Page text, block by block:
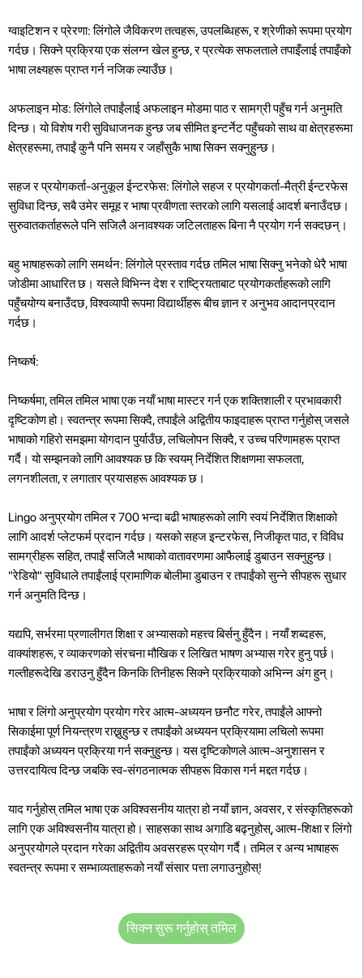
ग्वाइटिशन र प्रेरणा: लिंगोले जैविकरण तत्वहरू, उपलब्धिहरू, र श्रेणीको रूपमा प्रयोग
गर्दछ। सिक्ने प्रक्रिया एक संलग्न खेल हुन्छ, र प्रत्येक सफलताले तपाइँलाई तपाइँको
भाषा लक्ष्यहरू प्राप्त गर्न नजिक ल्याउँछ।
अफलाइन मोड: लिंगोले तपाईंलाई अफलाइन मोडमा पाठ र सामग्री पहुँच गर्न अनुमति
दिन्छ। यो विशेष गरी सुविधाजनक हुन्छ जब सीमित इन्टर्नेट पहुँचको साथ वा क्षेत्रहरूमा
क्षेत्रहरूमा, तपाईं कुनै पनि समय र जहाँसुकै भाषा सिक्न सक्नुहुन्छ।
सहज र प्रयोगकर्ता-अनुकूल ईन्टरफेस: लिंगोले सहज र प्रयोगकर्ता-मैत्री ईन्टरफेस
सुविधा दिन्छ, सबै उमेर समूह र भाषा प्रवीणता स्तरको लागि यसलाई आदर्श बनाउँदछ।
सुरुवातकर्ताहरूले पनि सजिलै अनावश्यक जटिलताहरू बिना नै प्रयोग गर्न सक्दछन्।
बहु भाषाहरूको लागि समर्थन: लिंगोले प्रस्ताव गर्दछ तमिल भाषा सिक्नु भनेको धेरै भाषा
जोडीमा आधारित छ। यसले विभिन्न देश र राष्ट्रियताबाट प्रयोगकर्ताहरूको लागि
पहुँचयोग्य बनाउँदछ, विश्वव्यापी रूपमा विद्यार्थीहरू बीच ज्ञान र अनुभव आदानप्रदान
गर्दछ।
निष्कर्ष:
निष्कर्षमा, तमिल तमिल भाषा एक नयाँ भाषा मास्टर गर्न एक शक्तिशाली र प्रभावकारी
दृष्टिकोण हो। स्वतन्त्र रूपमा सिक्दै, तपाईंले अद्वितीय फाइदाहरू प्राप्त गर्नुहोस् जसले
भाषाको गहिरो समझमा योगदान पुर्याउँछ, लचिलोपन सिक्दै, र उच्च परिणामहरू प्राप्त
गर्दै। यो सम्झनको लागि आवश्यक छ कि स्वयम् निर्देशित शिक्षणमा सफलता,
लगनशीलता, र लगातार प्रयासहरू आवश्यक छ।
Lingo अनुप्रयोग तमिल र 700 भन्दा बढी भाषाहरूको लागि स्वयं निर्देशित शिक्षाको
लागि आदर्श प्लेटफर्म प्रदान गर्दछ। यसको सहज इन्टरफेस, निजीकृत पाठ, र विविध
सामग्रीहरू सहित, तपाईं सजिलै भाषाको वातावरणमा आफैलाई डुबाउन सक्नुहुन्छ।
"रेडियो" सुविधाले तपाईंलाई प्रामाणिक बोलीमा डुबाउन र तपाईंको सुन्ने सीपहरू सुधार
गर्न अनुमति दिन्छ।
यद्यपि, सर्भरमा प्रणालीगत शिक्षा र अभ्यासको महत्त्व बिर्सनु हुँदैन। नयाँ शब्दहरू,
वाक्यांशहरू, र व्याकरणको संरचना मौखिक र लिखित भाषण अभ्यास गरेर हुनु पर्छ।
गल्तीहरूदेखि डराउनु हुँदैन किनकि तिनीहरू सिक्ने प्रक्रियाको अभिन्न अंग हुन्।
भाषा र लिंगो अनुप्रयोग प्रयोग गरेर आत्म-अध्ययन छनौट गरेर, तपाईंले आफ्नो
सिकाईमा पूर्ण नियन्त्रण राख्नुहुन्छ र तपाईंको अध्ययन प्रक्रियामा लचिलो रूपमा
तपाईंको अध्ययन प्रक्रिया गर्न सक्नुहुन्छ। यस दृष्टिकोणले आत्म-अनुशासन र
उत्तरदायित्व दिन्छ जबकि स्व-संगठनात्मक सीपहरू विकास गर्न मद्दत गर्दछ।
याद गर्नुहोस् तमिल भाषा एक अविश्वसनीय यात्रा हो नयाँ ज्ञान, अवसर, र संस्कृतिहरूको
लागि एक अविश्वसनीय यात्रा हो। साहसका साथ अगाडि बढ्नुहोस्, आत्म-शिक्षा र लिंगो
अनुप्रयोगले प्रदान गरेका अद्वितीय अवसरहरू प्रयोग गर्दै। तमिल र अन्य भाषाहरू
स्वतन्त्र रूपमा र सम्भाव्यताहरूको नयाँ संसार पत्ता लगाउनुहोस्!
सिक्न सुरू गर्नुहोस् तमिल